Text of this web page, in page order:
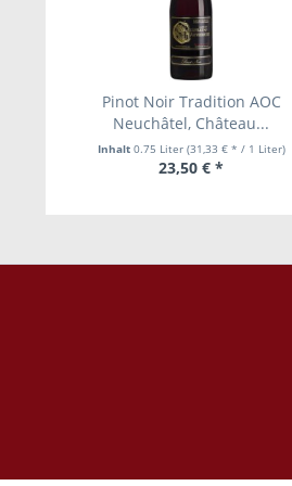
Pinot Noir Tradition AOC
Neuchâtel, Château...
Inhalt 0.75 Liter (31,33 € * / 1 Liter)
23,50 € *